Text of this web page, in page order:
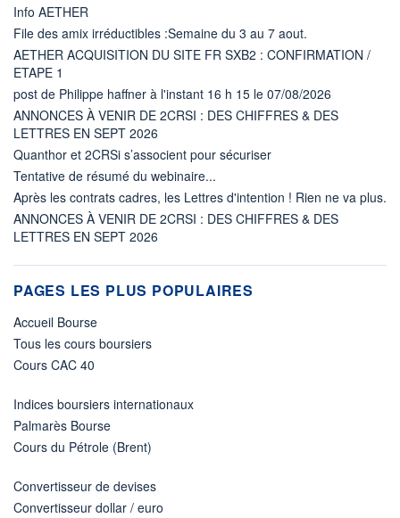
Info AETHER
File des amix irréductibles :Semaine du 3 au 7 aout.
AETHER ACQUISITION DU SITE FR SXB2 : CONFIRMATION /
ETAPE 1
post de Philippe haffner à l'instant 16 h 15 le 07/08/2026
ANNONCES À VENIR DE 2CRSI : DES CHIFFRES & DES
LETTRES EN SEPT 2026
Quanthor et 2CRSi s’associent pour sécuriser
Tentative de résumé du webinaire...
Après les contrats cadres, les Lettres d'intention ! Rien ne va plus.
ANNONCES À VENIR DE 2CRSI : DES CHIFFRES & DES
LETTRES EN SEPT 2026
PAGES LES PLUS POPULAIRES
Accueil Bourse
Tous les cours boursiers
Cours CAC 40
Indices boursiers internationaux
Palmarès Bourse
Cours du Pétrole (Brent)
Convertisseur de devises
Convertisseur dollar / euro